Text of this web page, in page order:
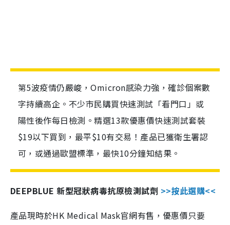
第5波疫情仍嚴峻，Omicron感染力強，確診個案數
字持續高企。不少市民購買快速測試「看門口」或
陽性後作每日檢測。精選13款優惠價快速測試套裝
$19以下買到，最平$10有交易！產品已獲衛生署認
可，或通過歐盟標準，最快10分鐘知結果。
DEEPBLUE 新型冠狀病毒抗原檢測試劑 >>按此選購<<
產品現時於HK Medical Mask官網有售，優惠價只要